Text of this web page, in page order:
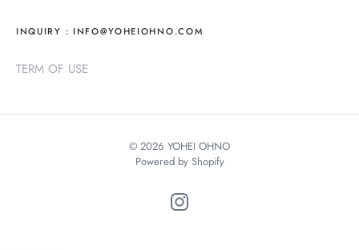
INQUIRY : INFO@YOHEIOHNO.COM
TERM OF USE
© 2026 YOHEI OHNO
Powered by Shopify